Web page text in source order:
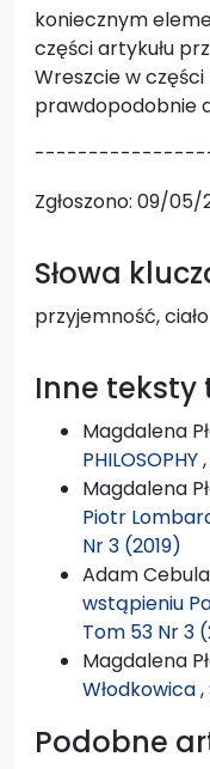
koniecznym
części artykułu
Wreszcie w
prawdopodobnie
Zgłoszono: 09/
Słowa
przyjemność,
Inne
Magdalena
PHILOSOPHY,
Magdalena
Piotr
Nr 3 (2019)
Adam
wstąpieniu
Tom 53 Nr 3
Magdalena
Włodkowica,
Podobne